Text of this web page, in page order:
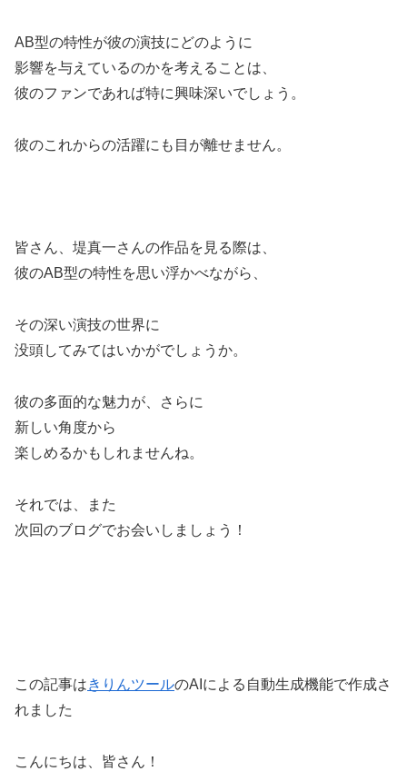
AB型の特性が彼の演技にどのように
影響を与えているのかを考えることは、
彼のファンであれば特に興味深いでしょう。
彼のこれからの活躍にも目が離せません。
皆さん、堤真一さんの作品を見る際は、
彼のAB型の特性を思い浮かべながら、
その深い演技の世界に
没頭してみてはいかがでしょうか。
彼の多面的な魅力が、さらに
新しい角度から
楽しめるかもしれませんね。
それでは、また
次回のブログでお会いしましょう！
この記事はきりんツールのAIによる自動生成機能で作成さ
れました
こんにちは、皆さん！